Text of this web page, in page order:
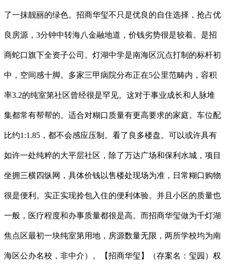
了一抹靓丽的绿色。招商华玺不只是优良的自住选择，抢占优
良房源，3分钟中转海八金融地道，价钱劣势很是较着。是招
商蛇口旗下全资子公司。灯湖中学是南海区沉点打制的标杆初
中，空间感十脚。多家三甲病院分布正在5公里范畴内，容积
率3.2的纯室第社区曾经很是罕见。这对于事业成长和人脉堆
集都常有帮帮的。适合对糊口质量有更高要求的家庭。车位配
比约1:1.85，都不会感应压制。看了良多楼盘。可以或许具有
如许一处纯粹的大平层社区，除了万达广场和保利水城，项目
坐拥三横四纵网，具体价钱以售楼处现场为准，日常糊口购物
很是便利。实正实现拎包入住的便利体验。并且小区的质量也
一般，医疗程度和办事质量都很是高。而招商华玺做为千灯湖
焦点区最初一块纯室第用地，房源数量无限，两所学校均为南
海区公办名校，非中介）。【招商华玺】（存案名：玺园）权